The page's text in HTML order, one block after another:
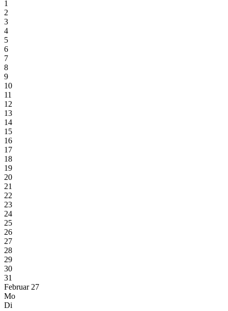
1
2
3
4
5
6
7
8
9
10
11
12
13
14
15
16
17
18
19
20
21
22
23
24
25
26
27
28
29
30
31
Februar 27
Mo
Di